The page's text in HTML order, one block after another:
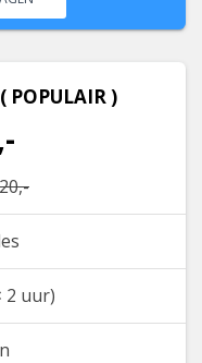
POPULAIR )
2 uur)